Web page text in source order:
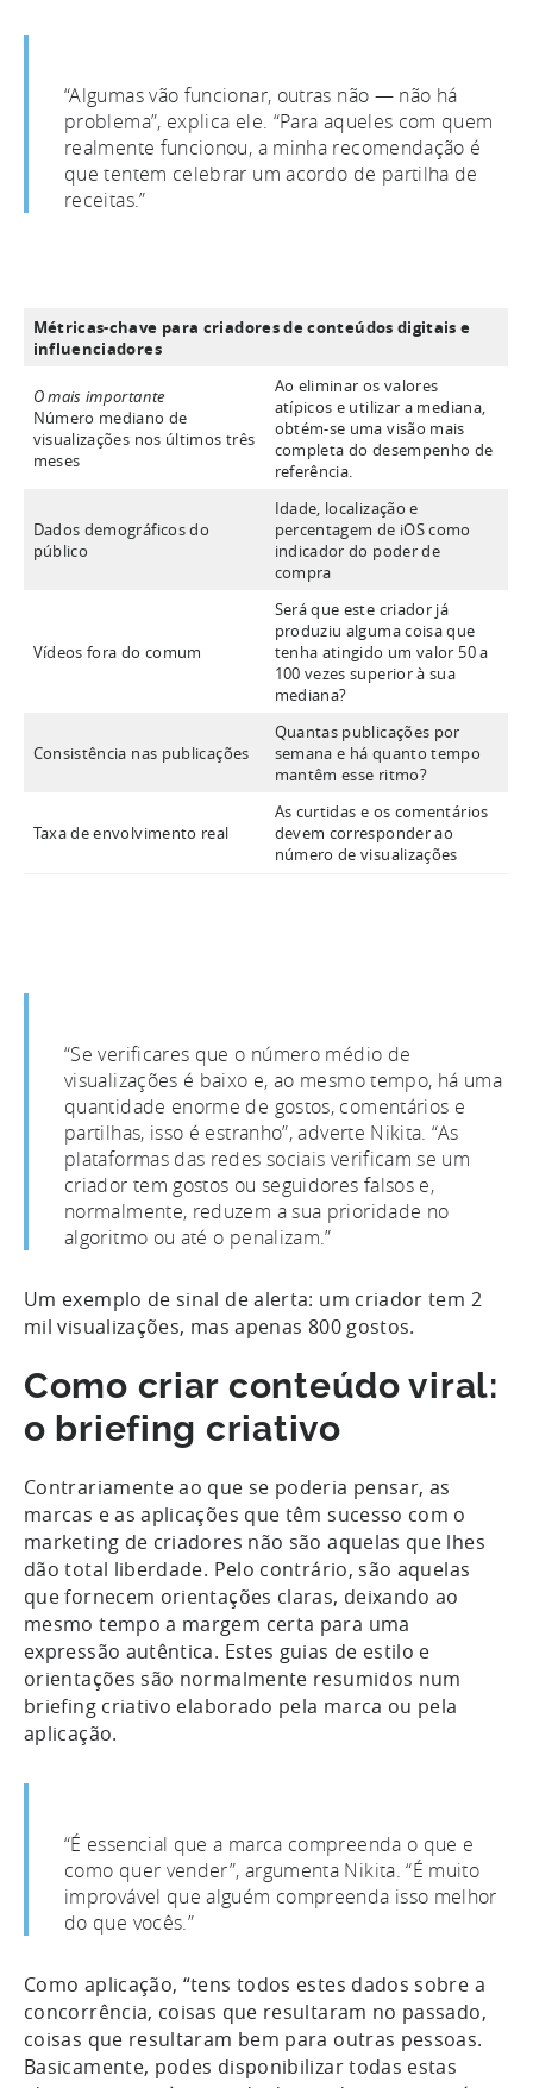
“Algumas vão funcionar, outras não — não há
problema”, explica ele. “Para aqueles com quem
realmente funcionou, a minha recomendação é
que tentem celebrar um acordo de partilha de
receitas.”
Métricas-chave para criadores de conteúdos digitais e
influenciadores
O mais importante
Número mediano de
visualizações nos últimos três
meses
Ao eliminar os valores
atípicos e utilizar a mediana,
obtém-se uma visão mais
completa do desempenho de
referência.
Dados demográficos do
público
Idade, localização e
percentagem de iOS como
indicador do poder de
compra
Vídeos fora do comum
Será que este criador já
produziu alguma coisa que
tenha atingido um valor 50 a
100 vezes superior à sua
mediana?
Consistência nas publicações
Quantas publicações por
semana e há quanto tempo
mantêm esse ritmo?
Taxa de envolvimento real
As curtidas e os comentários
devem corresponder ao
número de visualizações
“Se verificares que o número médio de
visualizações é baixo e, ao mesmo tempo, há uma
quantidade enorme de gostos, comentários e
partilhas, isso é estranho”, adverte Nikita. “As
plataformas das redes sociais verificam se um
criador tem gostos ou seguidores falsos e,
normalmente, reduzem a sua prioridade no
algoritmo ou até o penalizam.”
Um exemplo de sinal de alerta: um criador tem 2
mil visualizações, mas apenas 800 gostos.
Como criar conteúdo viral:
o briefing criativo
Contrariamente ao que se poderia pensar, as
marcas e as aplicações que têm sucesso com o
marketing de criadores não são aquelas que lhes
dão total liberdade. Pelo contrário, são aquelas
que fornecem orientações claras, deixando ao
mesmo tempo a margem certa para uma
expressão autêntica. Estes guias de estilo e
orientações são normalmente resumidos num
briefing criativo elaborado pela marca ou pela
aplicação.
“É essencial que a marca compreenda o que e
como quer vender”, argumenta Nikita. “É muito
improvável que alguém compreenda isso melhor
do que vocês.”
Como aplicação, “tens todos estes dados sobre a
concorrência, coisas que resultaram no passado,
coisas que resultaram bem para outras pessoas.
Basicamente, podes disponibilizar todas estas